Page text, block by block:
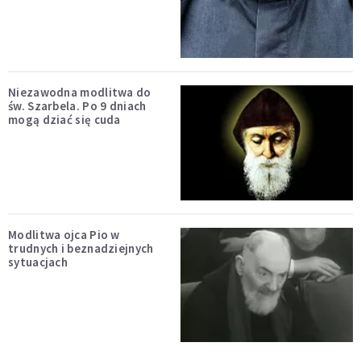
Niezawodna modlitwa do
św. Szarbela. Po 9 dniach
mogą dziać się cuda
Modlitwa ojca Pio w
trudnych i beznadziejnych
sytuacjach